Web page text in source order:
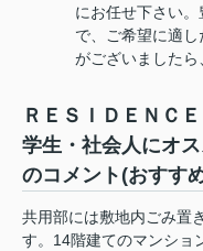
にお任せ下さい
で、ご希望に適
がございましたら
ＲＥＳＩＤＥＮＣ
学生・社会人にオ
のコメント(おすす
共用部には敷地内ごみ置
す。14階建てのマンショ